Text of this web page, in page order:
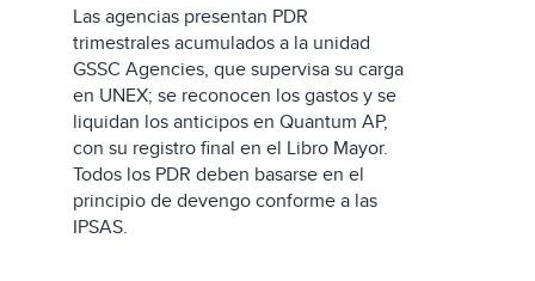
Las agencias presentan PDR
trimestrales acumulados a la unidad
GSSC Agencies, que supervisa su carga
en UNEX; se reconocen los gastos y se
liquidan los anticipos en Quantum AP,
con su registro final en el Libro Mayor.
Todos los PDR deben basarse en el
principio de devengo conforme a las
IPSAS.